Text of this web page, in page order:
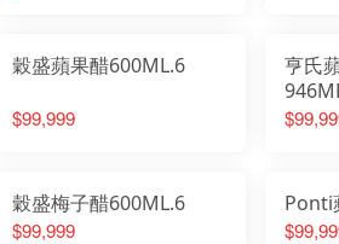
穀盛蘋果醋600ML.6
$99,999
亨氏
穀盛梅子醋600ML.6
$99,999
Ponti